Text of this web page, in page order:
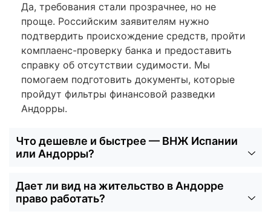
Да, требования стали прозрачнее, но не
проще. Российским заявителям нужно
подтвердить происхождение средств, пройти
комплаенс-проверку банка и предоставить
справку об отсутствии судимости. Мы
помогаем подготовить документы, которые
пройдут фильтры финансовой разведки
Андорры.
Что дешевле и быстрее — ВНЖ Испании
или Андорры?
Дает ли вид на жительство в Андорре
право работать?